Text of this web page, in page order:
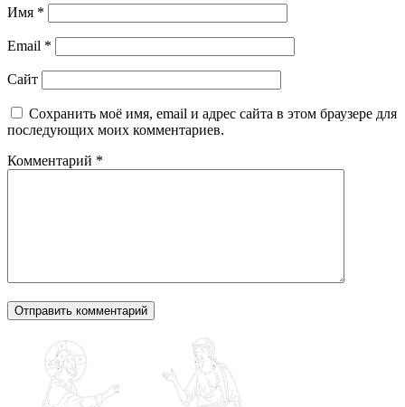
Имя *
Email *
Сайт
Сохранить моё имя, email и адрес сайта в этом браузере для
последующих моих комментариев.
Комментарий *